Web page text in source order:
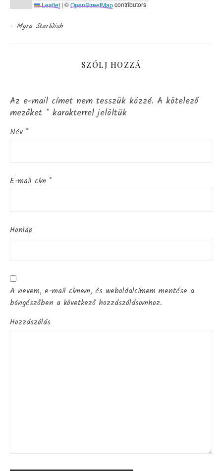
Leaflet | ©OpenStreetMapcontributors
- Myra StarWish
SZÓLJ HOZZÁ
Az e-mail címet nem tesszük közzé. A kötelező
mezőket * karakterrel jelöltük
Név *
E-mail cím *
Honlap
A nevem, e-mail címem, és weboldalcímem mentése a
böngészőben a következő hozzászólásomhoz.
Hozzászólás